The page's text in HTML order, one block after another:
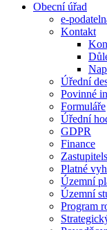
Obecní úřad
e-
Kontakt
Úřední
Povinné
Formuláře
Úřední
GDPR
Finance
Platné
Územní
Územní
Program